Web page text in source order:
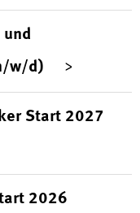
w/d)
Start 2027
2026